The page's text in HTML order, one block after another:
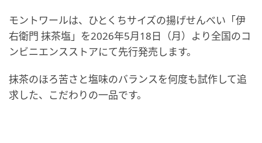
モントワールは、ひとくちサイズの揚げせんべい「伊
右衛門 抹茶塩」を2026年5月18日（月）より全国のコ
ンビニエンスストアにて先行発売します。
抹茶のほろ苦さと塩味のバランスを何度も試作して追
求した、こだわりの一品です。